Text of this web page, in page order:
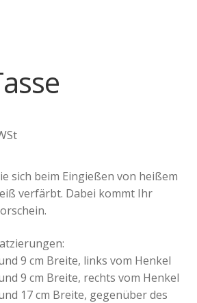
sich beim Eingießen von heißem
verfärbt. Dabei kommt Ihr
9 cm Breite, links vom Henkel
9 cm Breite, rechts vom Henkel
17 cm Breite, gegenüber des